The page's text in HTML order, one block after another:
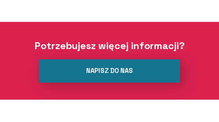
Potrzebujesz więcej informacji?
NAPISZ DO NAS